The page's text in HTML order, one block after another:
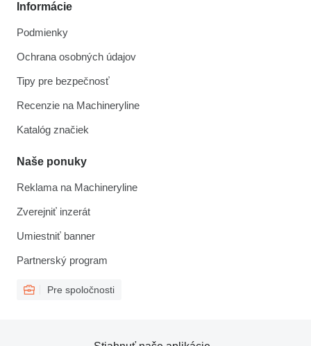
Informácie
Podmienky
Ochrana osobných údajov
Tipy pre bezpečnosť
Recenzie na Machineryline
Katalóg značiek
Naše ponuky
Reklama na Machineryline
Zverejniť inzerát
Umiestniť banner
Partnerský program
Pre spoločnosti